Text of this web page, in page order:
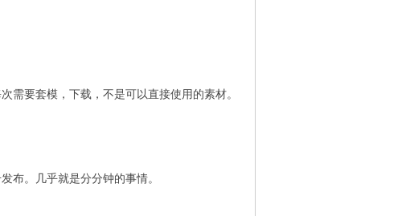
需要套模，下载，不是可以直接使用的素材。
布。几乎就是分分钟的事情。